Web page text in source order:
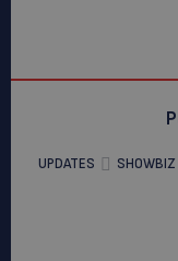
UPDATES SHOWBIZ